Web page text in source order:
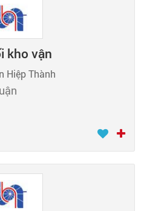
kho vận
Hiệp Thành